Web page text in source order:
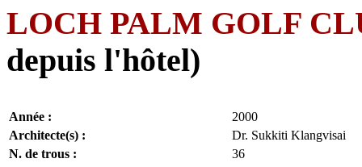
LOCH PALM GOLF
depuis l'hôtel)
Année :
2000
Architecte(s) :
Dr. Sukkiti Klangvisai
N. de trous :
36